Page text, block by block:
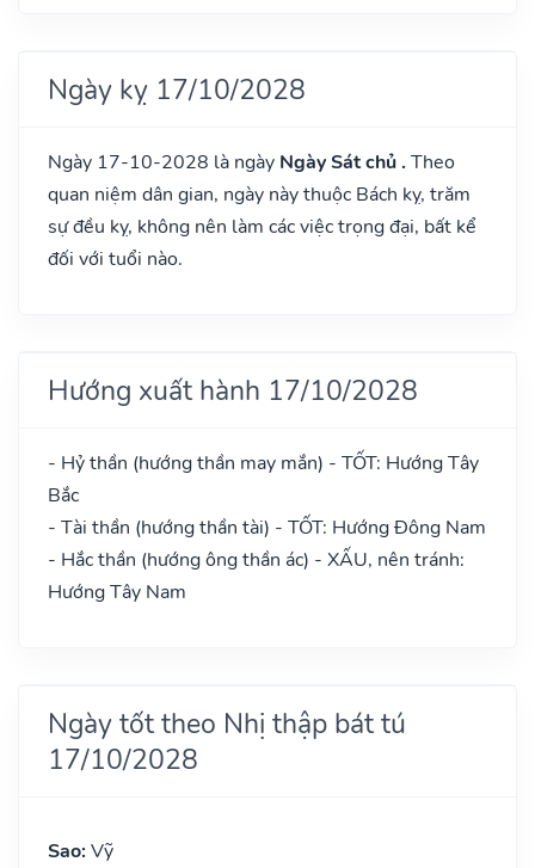
Ngày kỵ 17/10/2028
Ngày 17-10-2028 là ngày Ngày Sát chủ . Theo
quan niệm dân gian, ngày này thuộc Bách kỵ, trăm
sự đều kỵ, không nên làm các việc trọng đại, bất kể
đối với tuổi nào.
Hướng xuất hành 17/10/2028
- Hỷ thần (hướng thần may mắn) - TỐT: Hướng Tây
Bắc
- Tài thần (hướng thần tài) - TỐT: Hướng Đông Nam
- Hắc thần (hướng ông thần ác) - XẤU, nên tránh:
Hướng Tây Nam
Ngày tốt theo Nhị thập bát tú
17/10/2028
Sao: Vỹ